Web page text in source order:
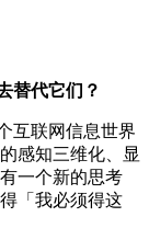
替代它们？
互联网信息世界
感知三维化、显
一个新的思考
「我必须得这